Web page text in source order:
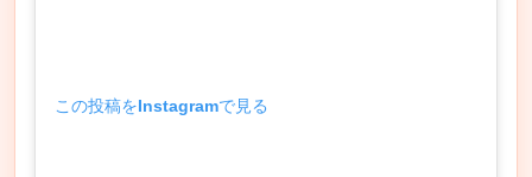
この投稿をInstagramで見る